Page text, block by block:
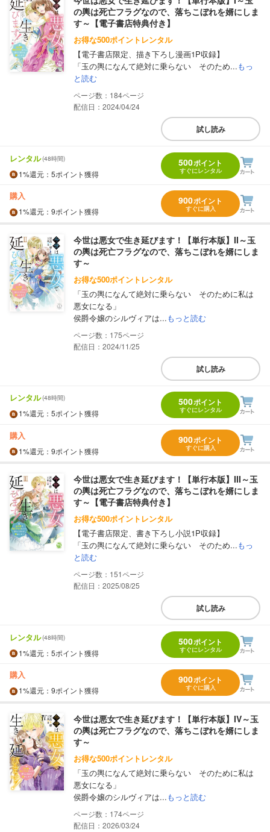
の輿は死亡フラグなので、落ちこぼれを婿にしま
す～【電子書店特典付き】
お得な500ポイントレンタル
【電子書店限定、描き下ろし漫画1P収録】
「玉の輿になんて絶対に乗らない そのため...もっ
と読む
184
配信日：2024/04/24
試し読み
レンタル(48時間)
1%還元 ：5ポイント獲得
500ポイント
すぐにレンタル
購入
1%還元 ：9ポイント獲得
900ポイント
すぐに購入
今世は悪女で生き延びます！【単行本版】II～玉
の輿は死亡フラグなので、落ちこぼれを婿にしま
す～
お得な500ポイントレンタル
「玉の輿になんて絶対に乗らない そのために私は
悪女になる」
侯爵令嬢のシルヴィアは...もっと読む
175
配信日：2024/11/25
試し読み
レンタル(48時間)
1%還元 ：5ポイント獲得
500ポイント
すぐにレンタル
購入
1%還元 ：9ポイント獲得
900ポイント
すぐに購入
今世は悪女で生き延びます！【単行本版】III～玉
の輿は死亡フラグなので、落ちこぼれを婿にしま
す～【電子書店特典付き】
お得な500ポイントレンタル
【電子書店限定、書き下ろし小説1P収録】
「玉の輿になんて絶対に乗らない そのため...もっ
と読む
151
配信日：2025/08/25
試し読み
レンタル(48時間)
1%還元 ：5ポイント獲得
500ポイント
すぐにレンタル
購入
1%還元 ：9ポイント獲得
900ポイント
すぐに購入
今世は悪女で生き延びます！【単行本版】IV～玉
の輿は死亡フラグなので、落ちこぼれを婿にしま
す～
お得な500ポイントレンタル
「玉の輿になんて絶対に乗らない そのために私は
悪女になる」
侯爵令嬢のシルヴィアは...もっと読む
174
配信日：2026/03/24